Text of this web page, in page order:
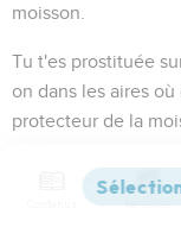
moisson.
Tu t'es prostituée
on dans les aires
protecteur de la
Le salaire de la
comme don desVersions